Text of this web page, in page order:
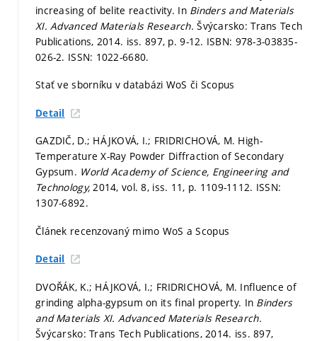
increasing of belite reactivity. In Binders and Materials
XI.Advanced Materials Research.Švýcarsko: Trans Tech
Publications, 2014. iss. 897, p. 9-12. ISBN: 978-3-03835-
026-2. ISSN: 1022-6680.
Stať ve sborníku v databázi WoS či Scopus
Detail
GAZDIČ, D.; HÁJKOVÁ, I.; FRIDRICHOVÁ, M. High-
Temperature X-Ray Powder Diffraction of Secondary
Gypsum. World Academy of Science, Engineering and
Technology,2014, vol. 8, iss. 11, p. 1109-1112. ISSN:
1307-6892.
Článek recenzovaný mimo WoS a Scopus
Detail
DVOŘÁK, K.; HÁJKOVÁ, I.; FRIDRICHOVÁ, M. Influence of
grinding alpha-gypsum on its final property. In Binders
and Materials XI.Advanced Materials Research.
Švýcarsko: Trans Tech Publications, 2014. iss. 897,